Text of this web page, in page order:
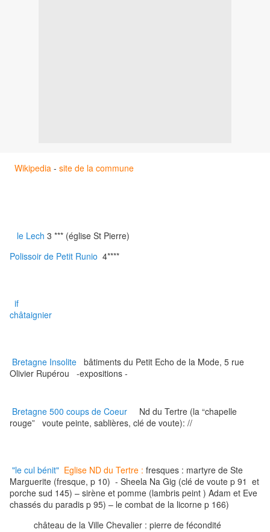
Wikipedia - site de la commune
le Lech 3 *** (église St Pierre)
Polissoir de Petit Runio 4****
if
châtaignier
Bretagne Insolite bâtiments du Petit Echo de la Mode, 5 rue
Olivier Rupérou -expositions -
Bretagne 500 coups de Coeur
Nd du Tertre (la “chapelle
rouge” voute peinte, sablières, clé de voute): //
"le cul bénit" Eglise ND du Tertre : fresques : martyre de Ste
Marguerite (fresque, p 10) - Sheela Na Gig (clé de voute p 91 et
porche sud 145) – sirène et pomme (lambris peint ) Adam et Eve
chassés du paradis p 95) – le combat de la licorne p 166)
château de la Ville Chevalier : pierre de fécondité